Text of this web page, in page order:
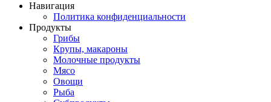
Навигация
Политика конфиденциальности
Продукты
Грибы
Крупы, макароны
Молочные продукты
Мясо
Овощи
Рыба